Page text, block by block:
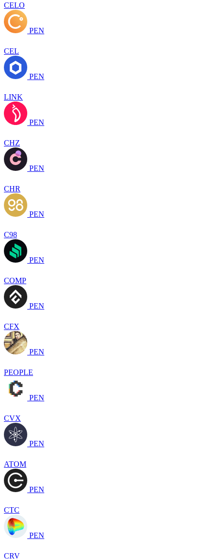
CELO
PEN
CEL
PEN
LINK
PEN
CHZ
PEN
CHR
PEN
C98
PEN
COMP
PEN
CFX
PEN
PEOPLE
PEN
CVX
PEN
ATOM
PEN
CTC
PEN
CRV